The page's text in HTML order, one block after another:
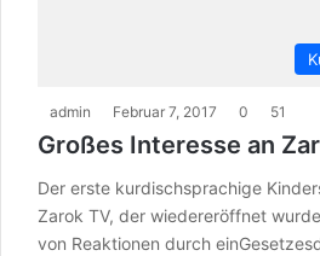
admin Februar 7, 2017 0 51
Großes Interesse an
Der erste kurdischsprachige
Zarok TV, der wiedereröffnet
von Reaktionen durch